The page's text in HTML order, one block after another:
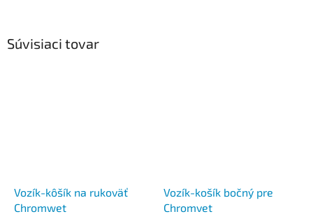
Súvisiaci tovar
Vozík-kôšík na rukoväť
Chromwet
Vozík-košík bočný pre
Chromvet